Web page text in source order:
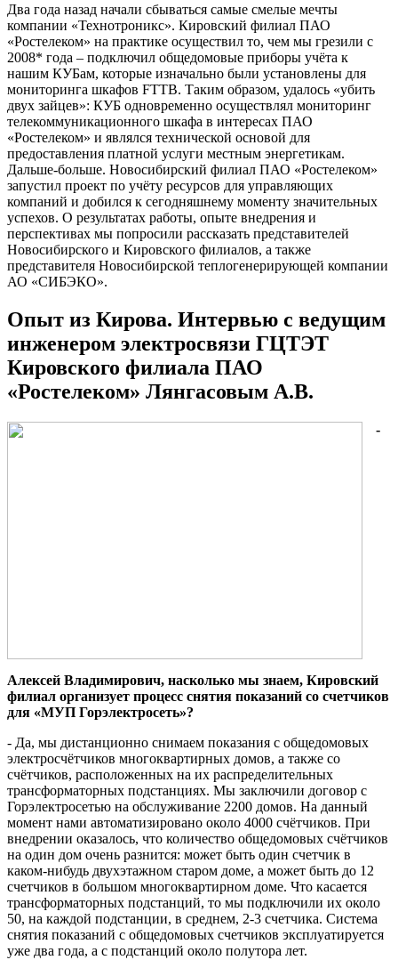
Два года назад начали сбываться самые смелые мечты
компании «Технотроникс». Кировский филиал ПАО
«Ростелеком» на практике осуществил то, чем мы грезили с
2008* года – подключил общедомовые приборы учёта к
нашим КУБам, которые изначально были установлены для
мониторинга шкафов FTTB. Таким образом, удалось «убить
двух зайцев»: КУБ одновременно осуществлял мониторинг
телекоммуникационного шкафа в интересах ПАО
«Ростелеком» и являлся технической основой для
предоставления платной услуги местным энергетикам.
Дальше-больше. Новосибирский филиал ПАО «Ростелеком»
запустил проект по учёту ресурсов для управляющих
компаний и добился к сегодняшнему моменту значительных
успехов. О результатах работы, опыте внедрения и
перспективах мы попросили рассказать представителей
Новосибирского и Кировского филиалов, а также
представителя Новосибирской теплогенерирующей компании
АО «СИБЭКО».
Опыт из Кирова. Интервью с ведущим
инженером электросвязи ГЦТЭТ
Кировского филиала ПАО
«Ростелеком» Лянгасовым А.В.
-
Алексей Владимирович, насколько мы знаем, Кировский
филиал организует процесс снятия показаний со счетчиков
для «МУП Горэлектросеть»?
- Да, мы дистанционно снимаем показания с общедомовых
электросчётчиков многоквартирных домов, а также со
счётчиков, расположенных на их распределительных
трансформаторных подстанциях. Мы заключили договор с
Горэлектросетью на обслуживание 2200 домов. На данный
момент нами автоматизировано около 4000 счётчиков. При
внедрении оказалось, что количество общедомовых счётчиков
на один дом очень разнится: может быть один счетчик в
каком-нибудь двухэтажном старом доме, а может быть до 12
счетчиков в большом многоквартирном доме. Что касается
трансформаторных подстанций, то мы подключили их около
50, на каждой подстанции, в среднем, 2-3 счетчика. Система
снятия показаний с общедомовых счетчиков эксплуатируется
уже два года, а с подстанций около полутора лет.